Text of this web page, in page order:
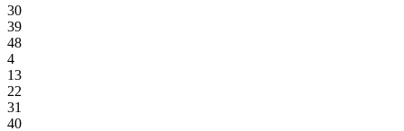
30
39
48
4
13
22
31
40